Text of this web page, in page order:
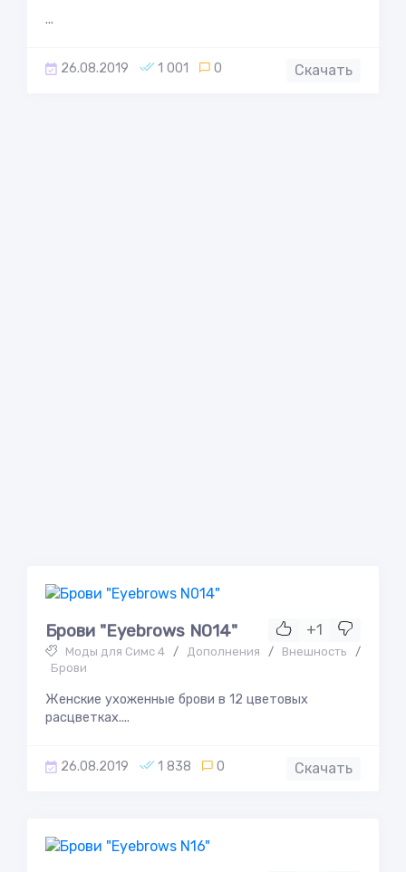
...
26.08.2019 1 001 0 Скачать
+1
Брови "Eyebrows N014"
Моды для Симс 4 / Дополнения / Внешность
/
Брови
Женские ухоженные брови в 12 цветовых
расцветках....
26.08.2019 1 838 0 Скачать